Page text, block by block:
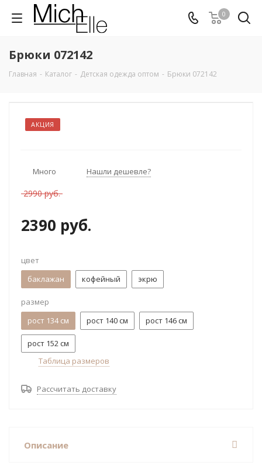
0
Брюки 072142
Главная - Каталог - Детская одежда оптом - Брюки 072142
АКЦИЯ
Много Нашли дешевле?
2990 руб.
2390 руб.
цвет
баклажан
кофейный экрю
размер
рост 134 см
рост 140 см рост 146 см
рост 152 см
Таблица размеров
Рассчитать доставку
Описание